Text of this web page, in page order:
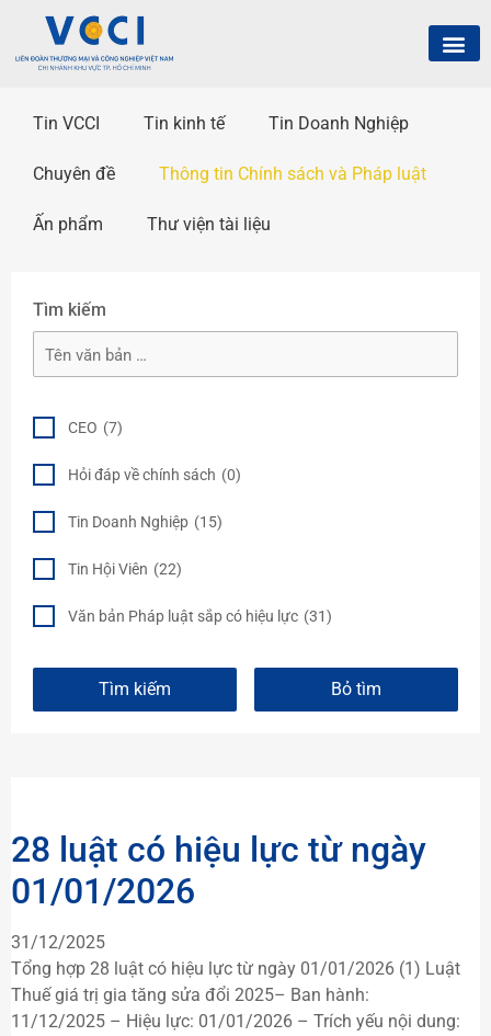
Tin VCCI Tin kinh tế Tin Doanh Nghiệp
Chuyên đề Thông tin Chính sách và Pháp luật
Ấn phẩm Thư viện tài liệu
28 luật có hiệu lực từ ngày
01/01/2026
31/12/2025
Tổng hợp 28 luật có hiệu lực từ ngày 01/01/2026 (1) Luật
Thuế giá trị gia tăng sửa đổi 2025– Ban hành:
11/12/2025 – Hiệu lực: 01/01/2026 – Trích yếu nội dung:
Tìm kiếm
CEO (7)
Hỏi đáp về chính sách (0)
Tin Doanh Nghiệp (15)
Tin Hội Viên (22)
Văn bản Pháp luật sắp có hiệu lực (31)